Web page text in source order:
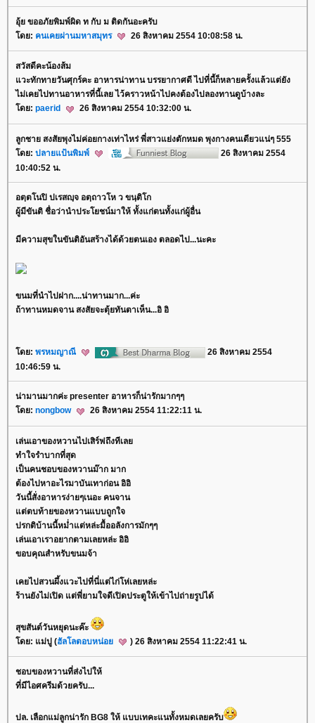
อุ้ย ขออภัยพิมพ์ผิด ท กับ ม ติดกันอะครับ
ดย: คนเคยผ่านมหาสมุทร 26 สิงหาคม 2554 10:08:58 น.
สวัสดีคะน้องส้ม
วะทักทายวันศุกร์คะ อาหารน่าทาน บรรยากาศดี ไปที่นี้ก็หลายครั้งแล้วแต่ยัง
ไม่เคยไปทานอาหารที่นี้เลย ไว้คราวหน้าไปคงต้องไปลองทานดูบ้างละ
ดย: paerid 26 สิงหาคม 2554 10:32:00 น.
ลูกชาย สงสัยพุงไม่ค่อยกางเท่าไหร่ พี่สาวแย่งตักหมด พุงกางคนเดียวแน่ๆ 555
ดย: ปลายแป้นพิมพ์
26 สิงหาคม 2554
10:40:52 น.
อตฺตโนปิ ปเรสญฺจ อตฺถาวโห ว ขนฺติโก
ผู้มีขันติ ชื่อว่านำประโยชน์มาให้ ทั้งแก่ตนทั้งแก่ผู้อื่น
มีความสุขในขันติอันสร้างได้ด้วยตนเอง ตลอดไป...นะคะ
ขนมที่นำไปฝาก....น่าทานมาก...ค่ะ
ถ้าทานหมดจาน สงสัยจะตุ้ยทันตาเห็น...อิ อิ
ดย: พรหมญาณี
26 สิงหาคม 2554
10:46:59 น.
น่ามานมากค่ะ presenter อาหารก็น่ารักมากๆๆ
ดย: nongbow 26 สิงหาคม 2554 11:22:11 น.
เล่นเอาของหวานไปเสิร์ฟถึงทีเล
ทำใจรำบากที่สุด
เป็นคนชอบของหวานม๊าก มาก
ต้องไปหาอะไรมาบันเทาก่อน อิอิ
วันนี้สั่งอาหารง่ายๆเนอะ คนจาน
ต่ตบท้ายของหวานแบบถูกใจ
ปรกติบ้านนี้หม่ำแต่หล่ะมื้ออลังการมักๆๆ
เล่นเอาเราอยากตามเลยหล่ะ อิอิ
ขอบคุณสำหรับขนมจ้า
เคยไปสวนผึ้งแวะไปที่นี่แต่ไก่โห่เลยหล่ะ
ร้านยังไม่เปิด แต่พี่ยามใจดีเปิดประตูให้เข้าไปถ่ายรูปได้
สุขสันต์วันหยุดนะค๊ะ
ดย: แม่ปู (ฮัลโลตอบหน่อ ) 26 สิงหาคม 2554 11:22:41 น.
ชอบของหวานที่ส่งไปให้
ที่มีไอศครีมด้วยครับ...
ปล. เลือกแม่ลูกน่ารัก BG8 ให้ แบบเทคะแนทั้งหมดเลยครับ